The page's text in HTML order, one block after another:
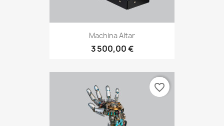
Machina Altar
3 500,00 €
favorite_border